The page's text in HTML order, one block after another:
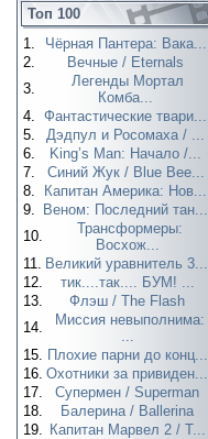
Топ 100
1.
Чёрная Пантера: Вака...
2.
Вечные / Eternals
3.
Легенды Мортал
Комба...
4. Фантастические твари...
5.
Дэдпул и Росомаха / ...
6.
King’s Man: Начало /...
7.
Синий Жук / Blue Bee...
8.
Капитан Америка: Нов...
9.
Веном: Последний тан...
10.
Трансформеры:
Восхож...
11. Великий уравнитель 3...
12.
тик....так.... БУМ! ...
13.
Флэш / The Flash
14.
Миссия невыполнима:
...
15. Плохие парни до конц...
16. Охотники за привиден...
17.
Супермен / Superman
18.
Балерина / Ballerina
19. Капитан Марвел 2 / T...